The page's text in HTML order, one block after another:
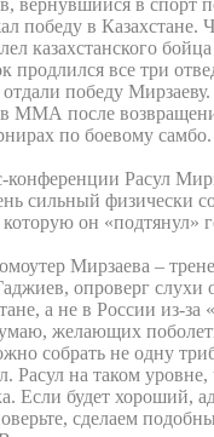
победу в Казахстане.
казахстанского
продлился все три
победу
в ММА после
по боевому самбо.
конференции Расул
сильный физически
он «подтянул»
Мирзаева –
опроверг слухи
а не в России из-за
желающих
собрать не одну
Расул на таком
Если будет хороший,
сделаем